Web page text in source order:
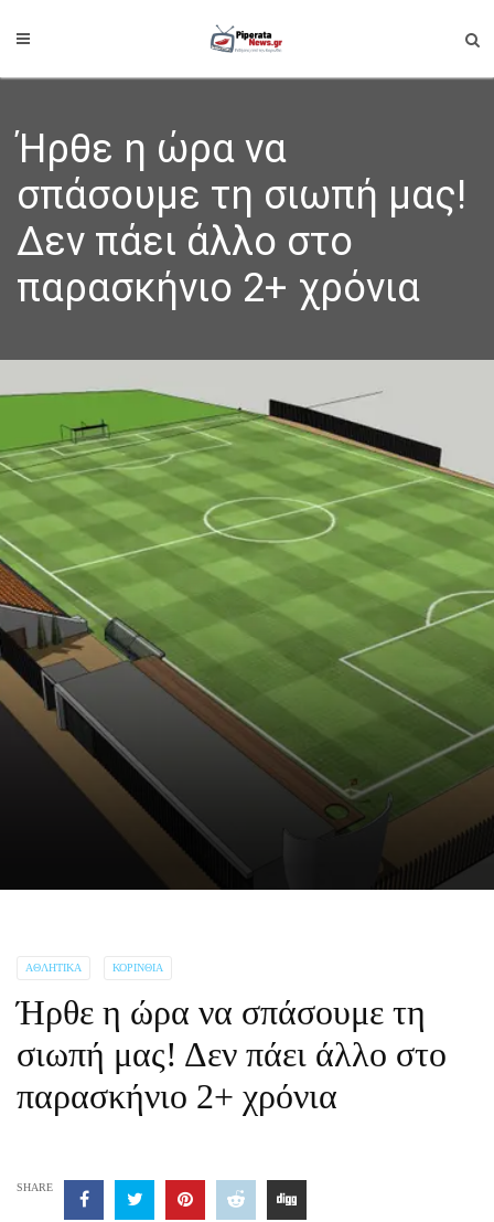
Ήρθε η ώρα να
σπάσουμε τη σιωπή μας!
Δεν πάει άλλο στο
παρασκήνιο 2+ χρόνια
ΑΘΛΗΤΙΚΆ ΚΟΡΙΝΘΊΑ
Ήρθε η ώρα να σπάσουμε τη
σιωπή μας! Δεν πάει άλλο στο
παρασκήνιο 2+ χρόνια
SHARE